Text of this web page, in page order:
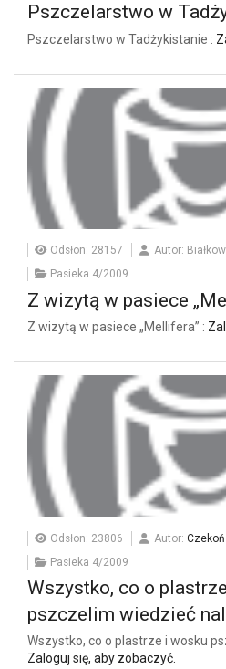
Pszczelarstwo w
Pszczelarstwo w Tadżykistanie :
Odsłon: 28157
Autor:
Pasieka 4/2009
Z wizytą w pasiece
Z wizytą w pasiece „Mellifera” :
Odsłon: 23806 Autor:
Pasieka 4/2009
Wszystko, co o
pszczelim wiedzieć
Wszystko, co o plastrze i wosku
Zaloguj się, aby zobaczyć.